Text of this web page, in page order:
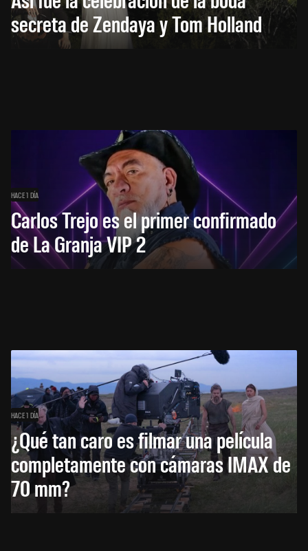
secreta de Zendaya y Tom Holland
HACE 1 DÍA
Carlos Trejo es el primer confirmado
de La Granja VIP 2
HACE 1 DÍA
¿Qué tan caro es filmar una película
completamente con cámaras IMAX de
70 mm?